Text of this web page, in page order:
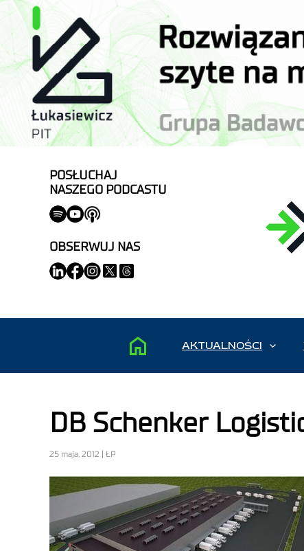
POSŁUCHAJ
NASZEGO PODCASTU
OBSERWUJ NAS
AKTUALNOŚCI
DB Schenker
25 maja, 2012 | ŁP